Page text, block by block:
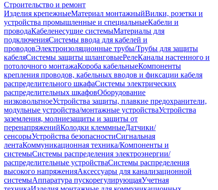
Строительство и ремонт
Изделия крепежныеМатериал монтажныйВилки, розетки и
устройства промышленные и специальныеКабели и
проводаКабеленесущие системыМатериалы для
подключенияСистемы ввода для кабелей и
проводовЭлектроизоляционные трубы/Трубы для защиты
кабеляСистемы защиты шланговыеРелеКаналы настенного и
потолочного монтажаКороба кабельныеКомпоненты
крепления проводов, кабельных вводов и фиксации кабеля
распределительного шкафаСистемы электрических
распределительных шкафовОборудование
низковольтноеУстройства защиты, плавкие предохранители,
модульные устройства/монтажные устройстваУстройства
заземления, молниезащиты и защиты от
перенапряженийКолодки клеммныеДатчики/
сенсорыУстройства безопасностиСигнальная
лентаКоммуникационная техника/Компоненты и
системыСистемы распределения электроэнергии/
распределительные устройстваСистемы распределения
высокого напряженияАксессуары для канализационной
системыАппаратура пускорегулирующаяУчетная